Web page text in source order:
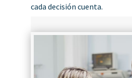
cada decisión cuenta.